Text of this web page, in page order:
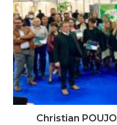
Christian